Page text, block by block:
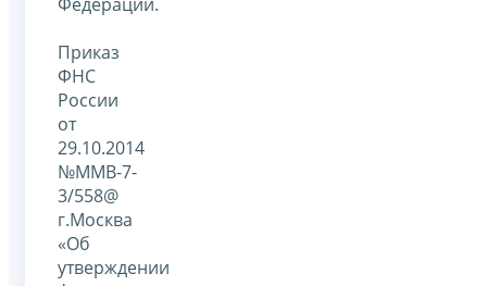
Приказ
ФНС
России
от
29.10.2014
№ММВ-7-
3/558@
г.Москва
«Об
утверждении